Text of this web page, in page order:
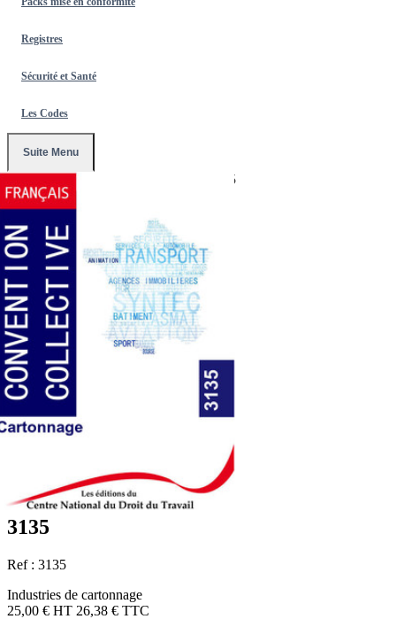
Registres
Sécurité et Santé
Les Codes
Suite Menu
Conventions Collectives 3135
3135
Ref : 3135
Industries de cartonnage
25,00 € HT 26,38 € TTC